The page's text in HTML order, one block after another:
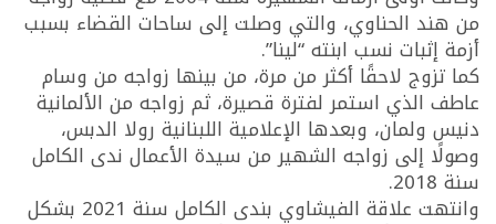
من هند الحناوي، والتي وصلت إلى ساحات القضاء بسبب
أزمة إثبات نسب ابنته “لينا”.
كما تزوج لاحقًا أكثر من مرة، من بينها زواجه من وسام
عاطف الذي استمر لفترة قصيرة، ثم زواجه من الألمانية
دنيس ولمان، وبعدها الإعلامية اللبنانية رولا الدبس،
وصولًا إلى زواجه الشهير من سيدة الأعمال ندى الكامل
سنة 2018.
وانتهت علاقة الفيشاوي بندى الكامل سنة 2021 بشكل